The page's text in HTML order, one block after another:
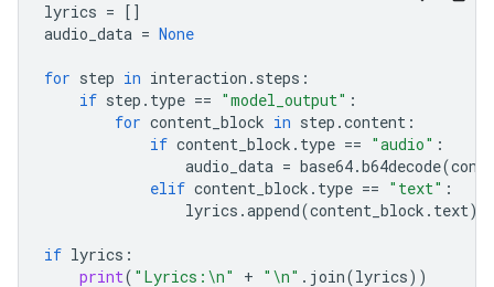
lyrics = []
audio_data = None
for step in interaction . steps :
if step . type == "model_output" :
for content_block in step .content :
if content_block . type == "audio" :
audio_data = base64.b64decode(
elif content_block . type == "text" :
lyrics .append(content_block . text)
if lyrics :
print( "Lyrics: \n" + " \n" . join(lyrics))